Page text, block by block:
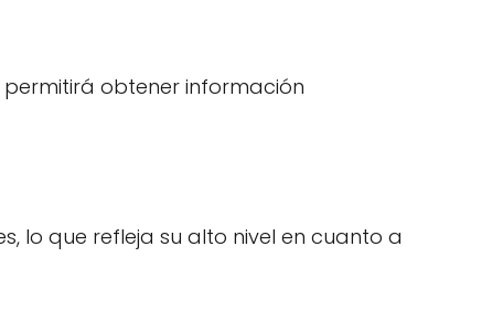
permitirá obtener información
lo que refleja su alto nivel en cuanto a